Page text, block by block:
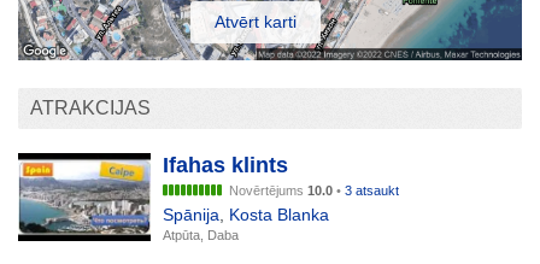
Atvērt karti
ATRAKCIJAS
Ifahas klints
Novērtējums 10.0 • 3 atsaukt
Spānija Kosta Blanka
Atpūta, Daba